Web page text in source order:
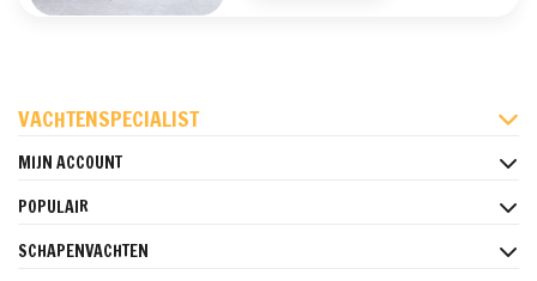
VACHTENSPECIALIST
MIJN ACCOUNT
POPULAIR
SCHAPENVACHTEN